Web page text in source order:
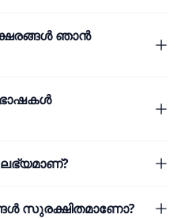
ഞാൻ
ഭാഷകൾ
ലഭ്യമാണ്?
സുരക്ഷിതമാണോ?